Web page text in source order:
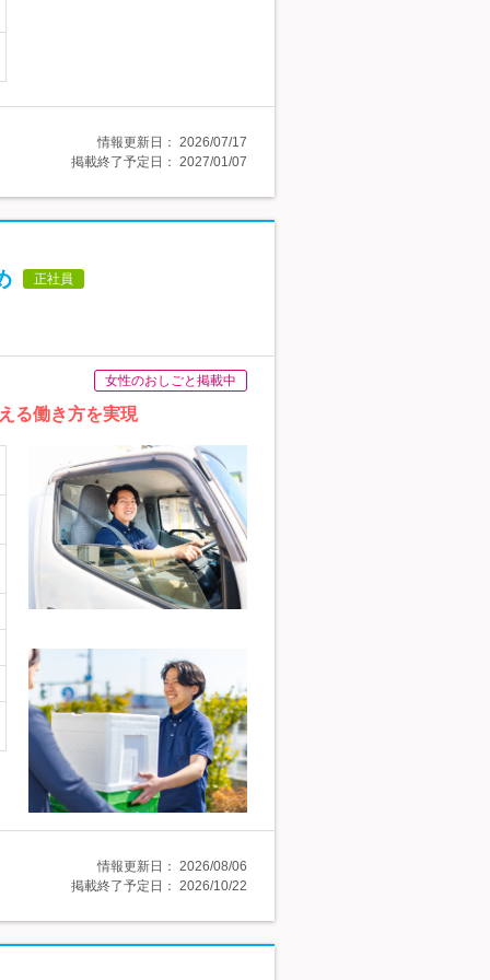
情報更新日： 2026/07/17
掲載終了予定日： 2027/01/07
正社員
女性のおしごと掲載中
る働き方を実現
情報更新日： 2026/08/06
掲載終了予定日： 2026/10/22